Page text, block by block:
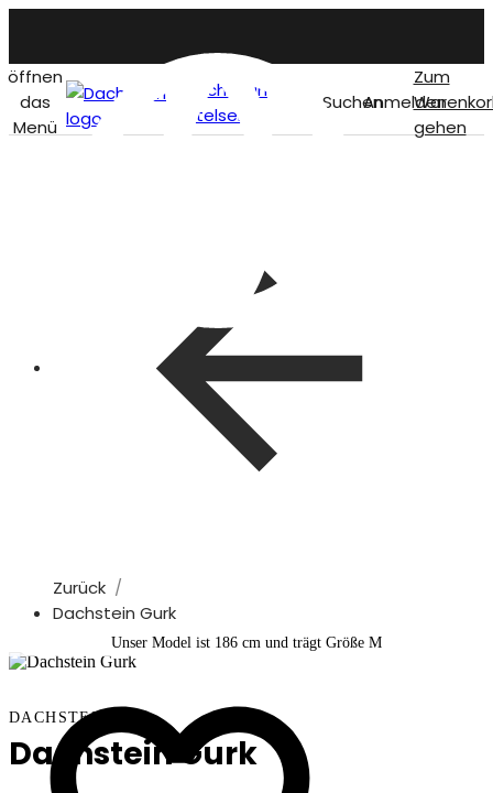
öffnen
das
Menü
Dachstein
titelseite
SuchenAnmelden
Zum
gehen
Zurück
Dachstein Gurk
Unser Model ist 186 cm und trägt Größe M
DACHSTEIN
Dachstein Gurk